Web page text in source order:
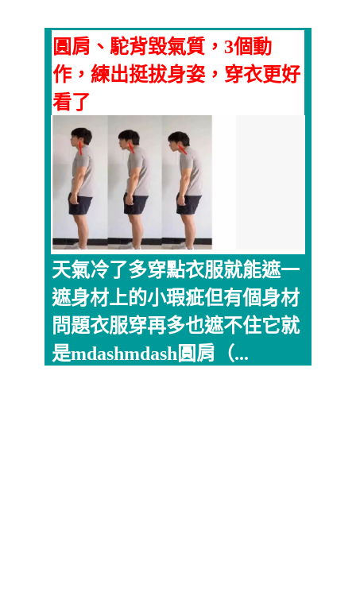
圓肩、駝背毀氣質，3個動
作，練出挺拔身姿，穿衣更好
看了
天氣冷了多穿點衣服就能遮一
遮身材上的小瑕疵但有個身材
問題衣服穿再多也遮不住它就
是mdashmdash圓肩（...